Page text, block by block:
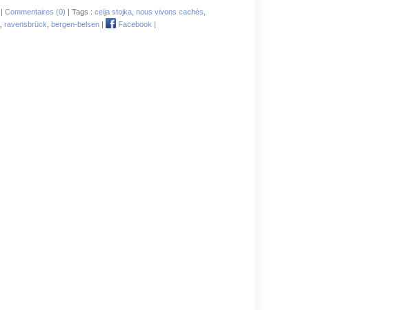
| Commentaires (0) | Tags : ceija stojka nous vivons cachés
ravensbrück bergen-belsen | Facebook |